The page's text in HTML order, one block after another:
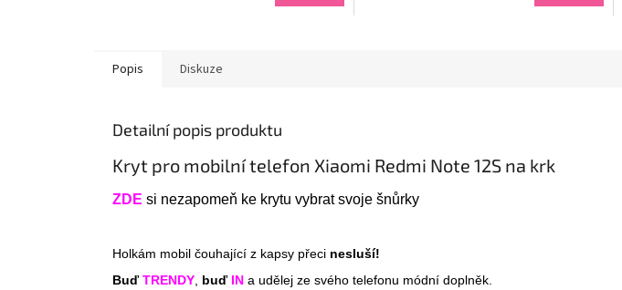
Popis Diskuze
Detailní popis produktu
Kryt pro mobilní telefon Xiaomi Redmi Note 12S na krk